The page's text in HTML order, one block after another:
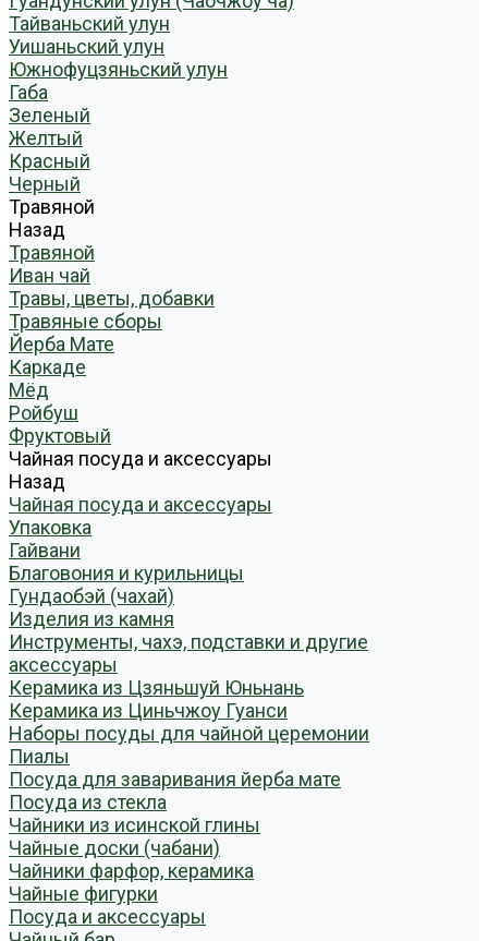
Тайваньский улун
Уишаньский улун
Южнофуцзяньский улун
Габа
Зеленый
Желтый
Красный
Черный
Травяной
Назад
Травяной
Иван чай
Травы, цветы, добавки
Травяные сборы
Йерба Мате
Каркаде
Мёд
Ройбуш
Фруктовый
Чайная посуда и аксессуары
Назад
Чайная посуда и аксессуары
Упаковка
Гайвани
Благовония и курильницы
Гундаобэй (чахай)
Изделия из камня
Инструменты, чахэ, подставки и другие
аксессуары
Керамика из Цзяньшуй Юньнань
Керамика из Циньчжоу Гуанси
Наборы посуды для чайной церемонии
Пиалы
Посуда для заваривания йерба мате
Посуда из стекла
Чайники из исинской глины
Чайные доски (чабани)
Чайники фарфор, керамика
Чайные фигурки
Посуда и аксессуары